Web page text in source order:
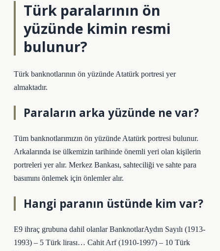
Türk paralarının ön
yüzünde kimin resmi
bulunur?
Türk banknotlarının ön yüzünde Atatürk portresi yer
almaktadır.
Paraların arka yüzünde ne var?
Tüm banknotlarımızın ön yüzünde Atatürk portresi bulunur.
Arkalarında ise ülkemizin tarihinde önemli yeri olan kişilerin
portreleri yer alır. Merkez Bankası, sahteciliği ve sahte para
basımını önlemek için önlemler alır.
Hangi paranın üstünde kim var?
E9 ihraç grubuna dahil olanlar BanknotlarAydın Sayılı (1913-
1993) – 5 Türk lirası… Cahit Arf (1910-1997) – 10 Türk